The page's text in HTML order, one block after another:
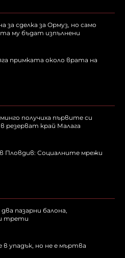
за сделка за Ормуз, но само
му бъдат изпълнени
примката около врата на
получиха първите си
резерват край Малага
Пловдив: Социалните мрежи
пазарни балона,
трети
упадък, но не е мъртва